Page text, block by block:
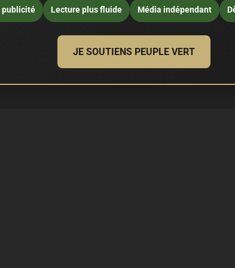
publicité Lecture plus fluide Média indépendant
JE SOUTIENS PEUPLE VERT